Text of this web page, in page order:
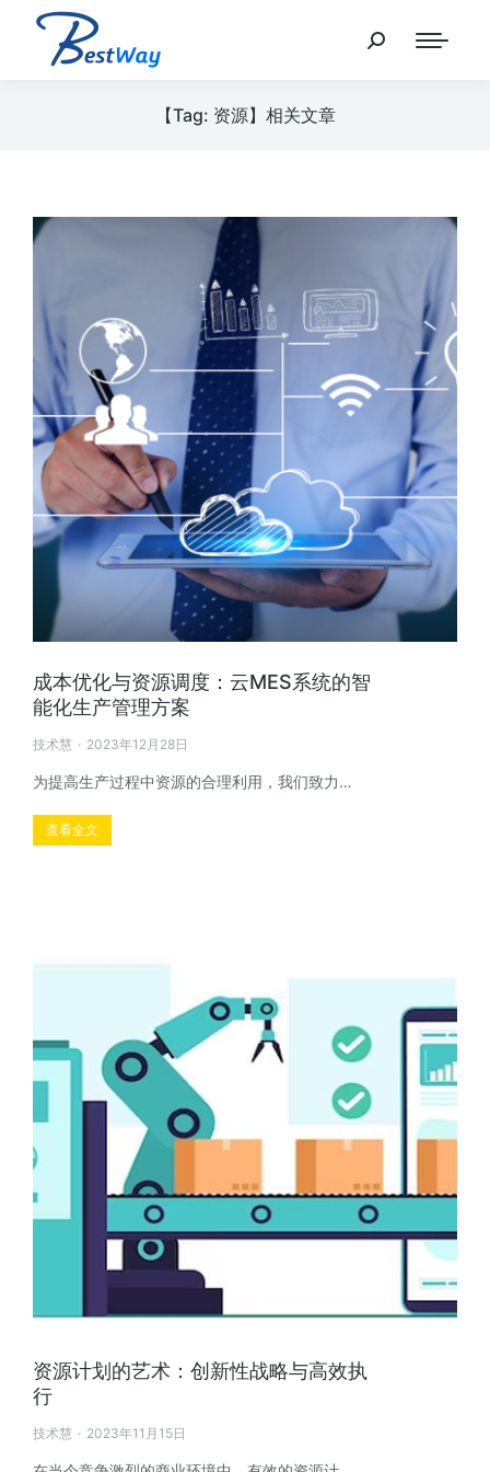
【Tag: 资源】相关文章
成本优化与资源调度：云MES系统的智
能化生产管理方案
技术慧 2023年12月28日
为提高生产过程中资源的合理利用，我们致力…
查看全文
资源计划的艺术：创新性战略与高效执
行
技术慧 2023年11月15日